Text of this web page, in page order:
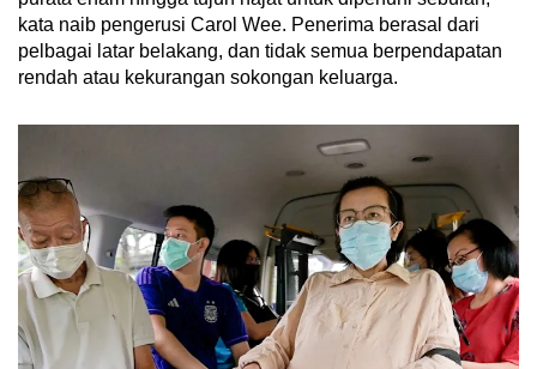
kata naib pengerusi Carol Wee. Penerima berasal dari
pelbagai latar belakang, dan tidak semua berpendapatan
rendah atau kekurangan sokongan keluarga.